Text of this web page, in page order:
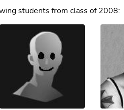
students from class of 2008: